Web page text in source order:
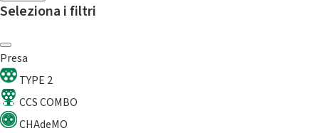
Seleziona i filtri
Presa
TYPE 2
CCS COMBO
CHAdeMO